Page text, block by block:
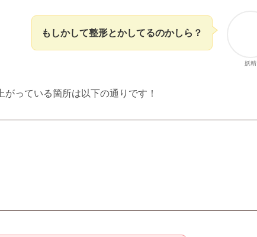
妖精
もしかして整形とかしてるのかしら？
がっている箇所は以下の通りです！